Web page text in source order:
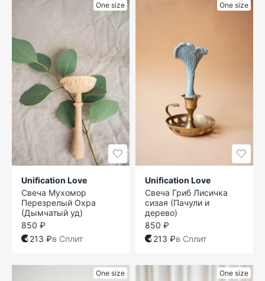
One size
Unification Love
Свеча Мухомор
Перезрелый Охра
(Дымчатый уд)
850 ₽
213 ₽в Сплит
One size
Unification Love
Свеча Гриб Лисичка
сизая (Пачули и
дерево)
850 ₽
213 ₽в Сплит
One size One size